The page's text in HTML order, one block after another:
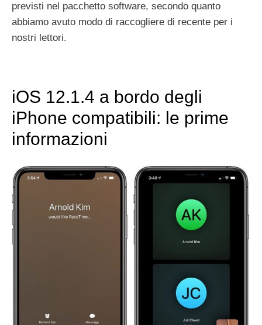
previsti nel pacchetto software, secondo quanto
abbiamo avuto modo di raccogliere di recente per i
nostri lettori.
iOS 12.1.4 a bordo degli
iPhone compatibili: le prime
informazioni